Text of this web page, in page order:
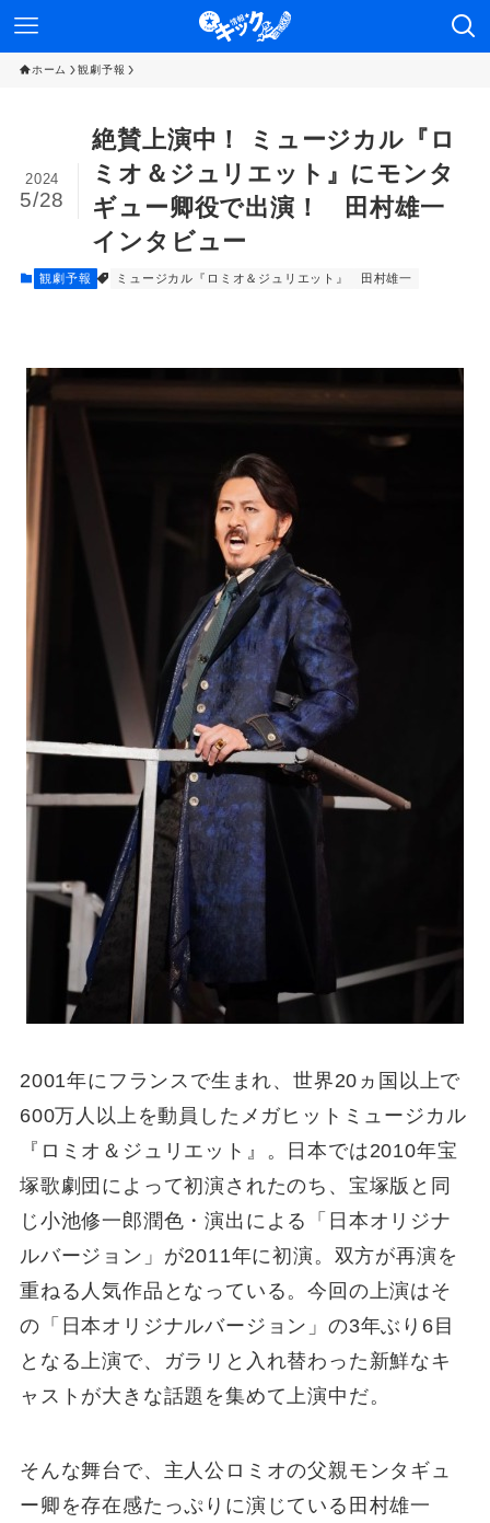
ホーム 観劇予報
絶賛上演中！ ミュージカル『ロ
ミオ＆ジュリエット』にモンタ
ギュー卿役で出演！ 田村雄一
インタビュー
2024
5/28
観劇予報 ミュージカル『ロミオ＆ジュリエット』 田村雄一
2001年にフランスで生まれ、世界20ヵ国以上で
600万人以上を動員したメガヒットミュージカル
『ロミオ＆ジュリエット』。日本では2010年宝
塚歌劇団によって初演されたのち、宝塚版と同
じ小池修一郎潤色・演出による「日本オリジナ
ルバージョン」が2011年に初演。双方が再演を
重ねる人気作品となっている。今回の上演はそ
の「日本オリジナルバージョン」の3年ぶり6目
となる上演で、ガラリと入れ替わった新鮮なキ
ャストが大きな話題を集めて上演中だ。
そんな舞台で、主人公ロミオの父親モンタギュ
ー卿を存在感たっぷりに演じている田村雄一